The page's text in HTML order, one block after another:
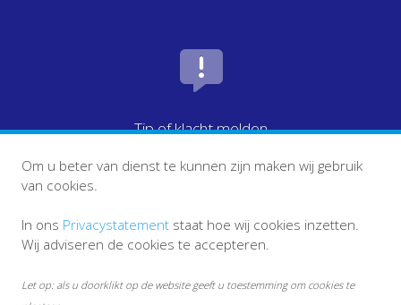
Tip of klacht melden
Om u beter van dienst te kunnen zijn maken wij gebruik
van cookies.
In ons Privacystatement staat hoe wij cookies inzetten.
Wij adviseren de cookies te accepteren.
Let op: als u doorklikt op de website geeft u toestemming om cookies te